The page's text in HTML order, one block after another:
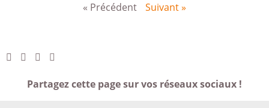
« Précédent Suivant »
Partagez cette page sur vos réseaux sociaux !